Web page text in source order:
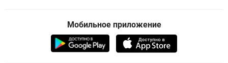
Мобильное приложение